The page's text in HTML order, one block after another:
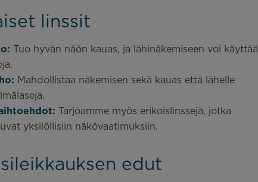
linssit
Tuo hyvän näön kauas, ja lähinäkemiseen voi käyttää
Mahdollistaa näkemisen sekä kauas että lähelle
Tarjoamme myös erikoislinssejä, jotka
yksilöllisiin näkövaatimuksiin.
edut